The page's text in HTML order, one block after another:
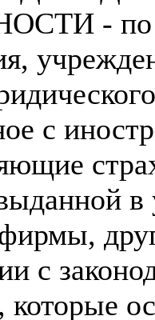
- по
с
в
с
которые